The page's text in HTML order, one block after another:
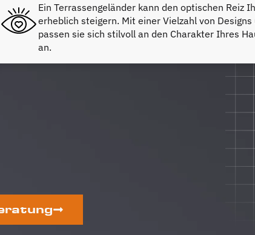
Ein Terrassengeländer kann den optischen Reiz
erheblich steigern. Mit einer Vielzahl von
passen sie sich stilvoll an den Charakter Ihres
an.